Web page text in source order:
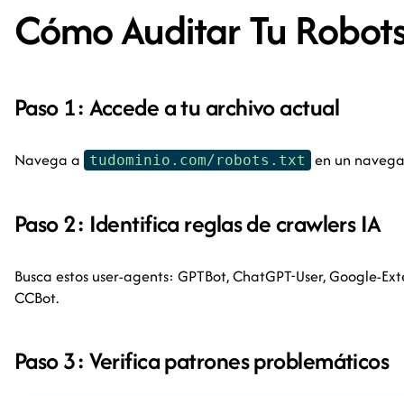
Cómo Auditar Tu
Paso 1: Accede a tu archivo actual
Navega a tudominio.com/robots.txt en un
Paso 2: Identifica reglas de crawlers IA
Busca estos user-agents: GPTBot, ChatGPT-User, Google-
CCBot.
Paso 3: Verifica patrones problemáticos